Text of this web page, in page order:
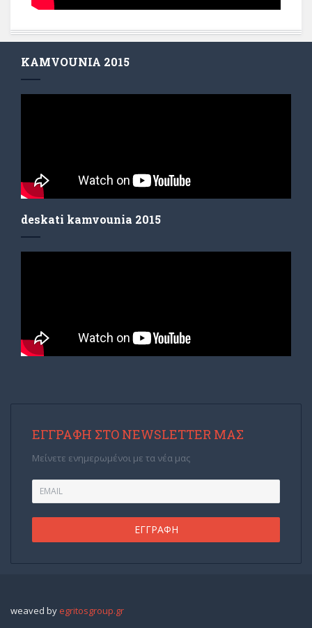
KAMVOUNIA 2015
deskati kamvounia 2015
ΕΓΓΡΑΦΉ ΣΤΟ NEWSLETTER ΜΑΣ
Μείνετε ενημερωμένοι με τα νέα μας
weaved by egritosgroup.gr